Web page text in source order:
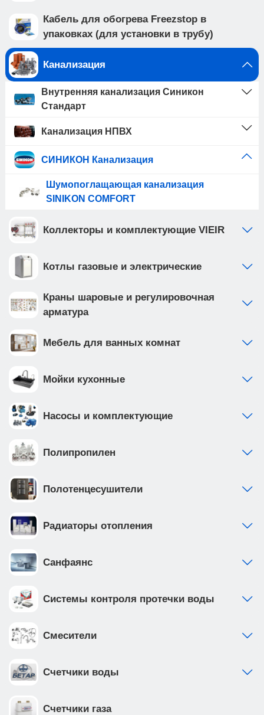
Кабель для обогрева Freezstop в
упаковках (для установки в трубу)
Канализация
Внутренняя канализация Синикон
Стандарт
Канализация НПВХ
СИНИКОН Канализация
Шумопоглащающая канализация
SINIKON COMFORT
Коллекторы и комплектующие VIEIR
Котлы газовые и электрические
Краны шаровые и регулировочная
арматура
Мебель для ванных комнат
Мойки кухонные
Насосы и комплектующие
Полипропилен
Полотенцесушители
Радиаторы отопления
Санфаянс
Системы контроля протечки воды
Смесители
Счетчики воды
Счетчики газа